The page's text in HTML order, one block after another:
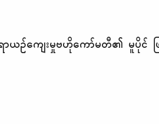
ာယဉ်ကျေးမှုဗဟိုကော်မတီ၏ မူပိုင်